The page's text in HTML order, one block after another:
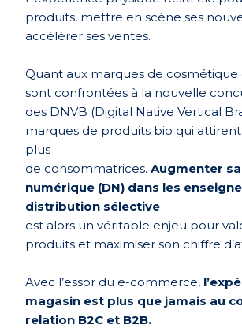
produits, mettre en scène ses
accélérer ses ventes.
Quant aux marques de cosmétique
sont confrontées à la nouvelle
des DNVB (Digital Native Vertical
marques de produits bio qui
plus
de consommatrices. Augmenter
numérique (DN) dans les
distribution sélective
est alors un véritable enjeu pour
produits et maximiser son chiffre
Avec l’essor du e-commerce,
magasin est plus que jamais au
relation B2C et B2B.